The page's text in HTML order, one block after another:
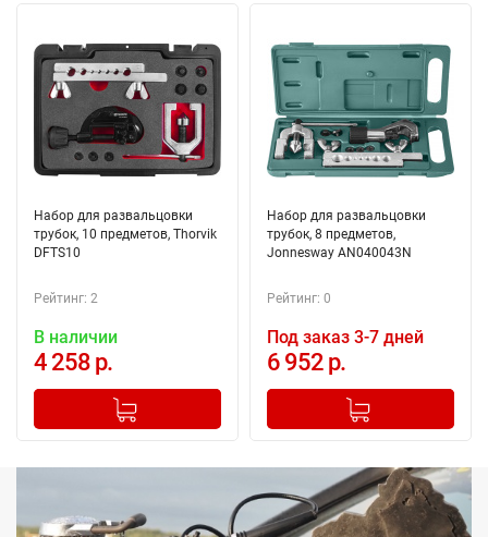
Набор для развальцовки
трубок, 10 предметов, Thorvik
DFTS10
Рейтинг: 2
В наличии
4 258 р.
+
Добавлено в корзину
Набор для развальцовки
трубок, 8 предметов,
Jonnesway AN040043N
Рейтинг: 0
Под заказ 3-7 дней
6 952 р.
+
Добавлено в корзину